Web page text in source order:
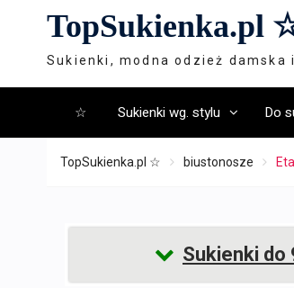
TopSukienka.pl
Sukienki, modna odzież damska
☆ Sukienki wg. stylu Do
TopSukienka.pl ☆ biustonosze
Sukienki do